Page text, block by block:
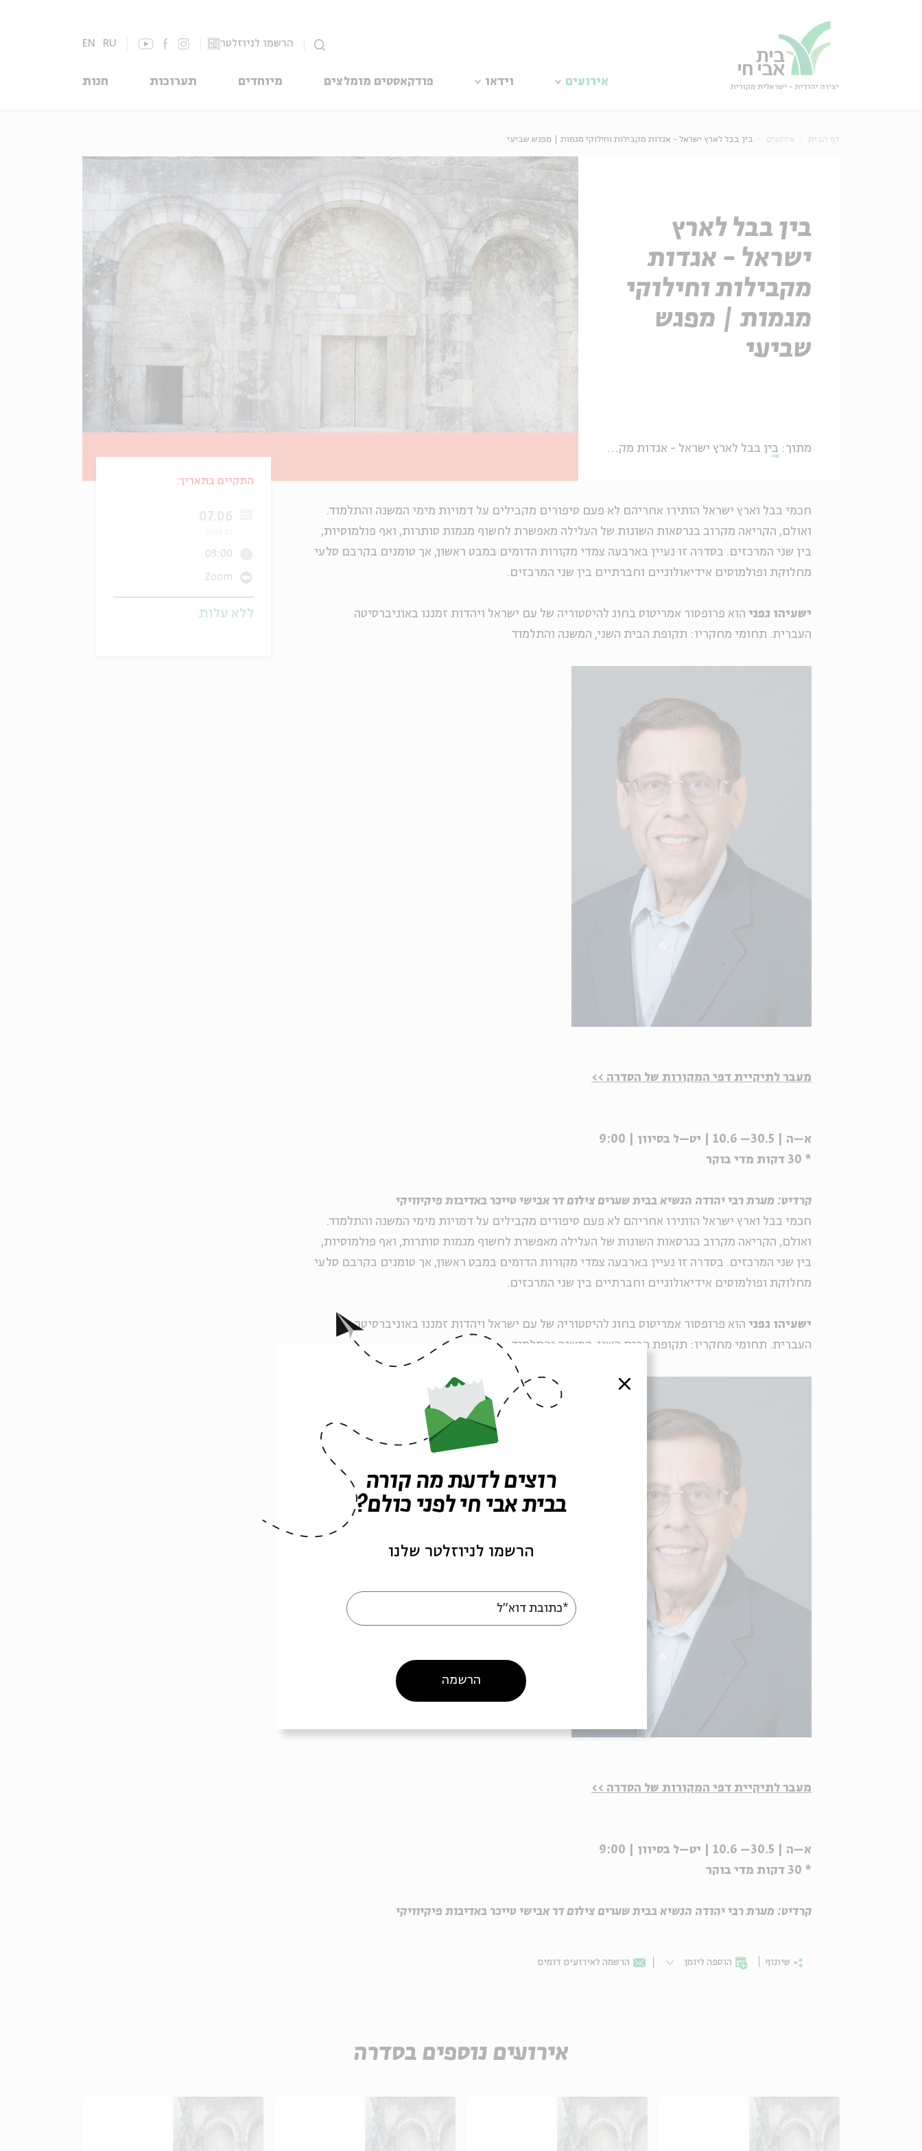
הרשמו לניוזלטר EN RU
אירועים וידאו פודקאסטים מומלצים מיוחדים תערוכות חנות
דף הבית אירועים בין בבל לארץ ישראל - אגדות מקבילות וחילוקי מגמות | מפגש שביעי
בין בבל לארץ
ישראל - אגדות
מקבילות וחילוקי
מגמות | מפגש
שביעי
מתוך: בין בבל לארץ ישראל - אגדות מקבילות וחילוקי מגמות
חכמי בבל וארץ ישראל הותירו אחריהם לא פעם סיפורים מקבילים על דמויות מימי המשנה והתלמוד.
ואולם, הקריאה מקרוב בגרסאות השונות של העלילה מאפשרת לחשוף מגמות סותרות, ואף פולמוסיות,
בין שני המרכזים. בסדרה זו נעיין בארבעה צמדי מקורות הדומים במבט ראשון, אך טומנים בקרבם סלעי
מחלוקת ופולמוסים אידיאולוגיים וחברתיים בין שני המרכזים.
ישעיהו גפני הוא פרופסור אמריטוס בחוג להיסטוריה של עם ישראל ויהדות זמננו באוניברסיטה
העברית. תחומי מחקריו: תקופת הבית השני, המשנה והתלמוד
מעבר לתיקיית דפי המקורות של הסדרה >>
א–ה | 30.5– 10.6 | יט–ל בסיוון | 9:00
* 30 דקות מדי בוקר
קרדיט: מערת רבי יהודה הנשיא בבית שערים צילום דר אבישי טייכר באדיבות פיקיוויקי
חכמי בבל וארץ ישראל הותירו אחריהם לא פעם סיפורים מקבילים על דמויות מימי המשנה והתלמוד.
ואולם, הקריאה מקרוב בגרסאות השונות של העלילה מאפשרת לחשוף מגמות סותרות, ואף פולמוסיות,
בין שני המרכזים. בסדרה זו נעיין בארבעה צמדי מקורות הדומים במבט ראשון, אך טומנים בקרבם סלעי
מחלוקת ופולמוסים אידיאולוגיים וחברתיים בין שני המרכזים.
ישעיהו גפני הוא פרופסור אמריטוס בחוג להיסטוריה של עם ישראל ויהדות זמננו באוניברסיטה
העברית. תחומי מחקריו: תקופת הבית השני, המשנה והתלמוד
מעבר לתיקיית דפי המקורות של הסדרה >>
א–ה | 30.5– 10.6 | יט–ל בסיוון | 9:00
* 30 דקות מדי בוקר
קרדיט: מערת רבי יהודה הנשיא בבית שערים צילום דר אבישי טייכר באדיבות פיקיוויקי
שיתוף הוספה ליומן הרשמה לאירועים דומים
התקיים בתאריך:
07.06
09:00
Zoom
ללא עלות
אירועים נוספים בסדרה
סגור
רוצים לדעת מה קורה
בבית אבי חי לפני כולם?
הרשמו לניוזלטר שלנו
*כתובת דוא"ל
הרשמה